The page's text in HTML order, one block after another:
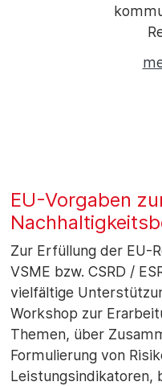
EU-Vorgaben
Zur Erfüllung der EU-
VSME bzw. CSRD /
vielfältige
Workshop zur
Themen, über
Formulierung von
Leistungsindikatoren,